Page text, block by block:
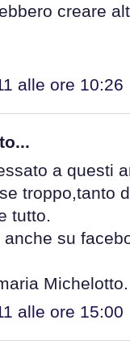
creare
alle ore 10:26
a questi
troppo,tanto
tutto.
su
Michelotto.
alle ore 15:00